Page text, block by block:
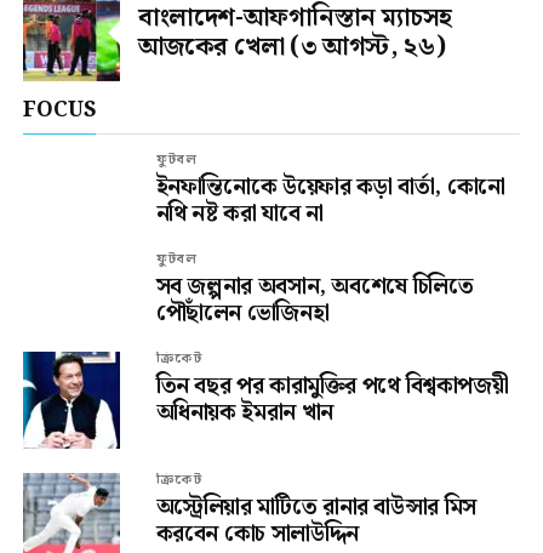
বাংলাদেশ-আফগানিস্তান ম্যাচসহ
আজকের খেলা (৩ আগস্ট, ২৬)
FOCUS
ফুটবল
ইনফান্তিনোকে উয়েফার কড়া বার্তা, কোনো
নথি নষ্ট করা যাবে না
ফুটবল
সব জল্পনার অবসান, অবশেষে চিলিতে
পৌঁছালেন ভোজিনহা
ক্রিকেট
তিন বছর পর কারামুক্তির পথে বিশ্বকাপজয়ী
অধিনায়ক ইমরান খান
ক্রিকেট
অস্ট্রেলিয়ার মাটিতে রানার বাউন্সার মিস
করবেন কোচ সালাউদ্দিন